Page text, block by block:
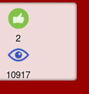
2
10917